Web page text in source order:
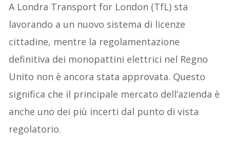
A Londra Transport for London (TfL) sta
lavorando a un nuovo sistema di licenze
cittadine, mentre la regolamentazione
definitiva dei monopattini elettrici nel Regno
Unito non è ancora stata approvata. Questo
significa che il principale mercato dell’azienda è
anche uno dei più incerti dal punto di vista
regolatorio.